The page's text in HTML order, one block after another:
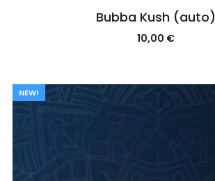
Bubba Kush (auto)
10,00 €
NEW!